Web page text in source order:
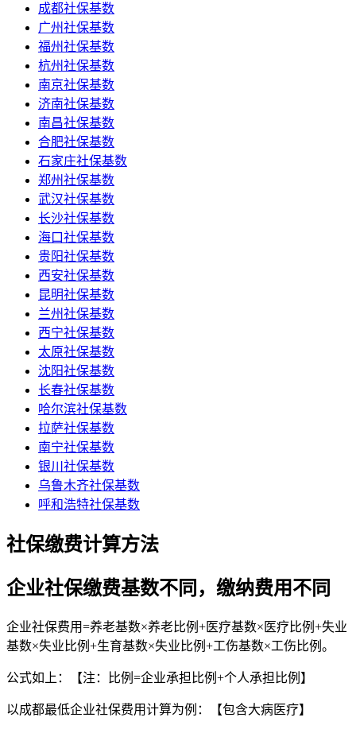
成都社保基数
广州社保基数
福州社保基数
杭州社保基数
南京社保基数
济南社保基数
南昌社保基数
合肥社保基数
石家庄社保基数
郑州社保基数
武汉社保基数
长沙社保基数
海口社保基数
贵阳社保基数
西安社保基数
昆明社保基数
兰州社保基数
西宁社保基数
太原社保基数
沈阳社保基数
长春社保基数
哈尔滨社保基数
拉萨社保基数
南宁社保基数
银川社保基数
乌鲁木齐社保基数
呼和浩特社保基数
社保缴费计算方法
企业社保缴费基数不同，缴纳费用不同
企业社保费用=养老基数×养老比例+医疗基数×医疗比例+失业
基数×失业比例+生育基数×失业比例+工伤基数×工伤比例。
公式如上：【注：比例=企业承担比例+个人承担比例】
以成都最低企业社保费用计算为例：【包含大病医疗】